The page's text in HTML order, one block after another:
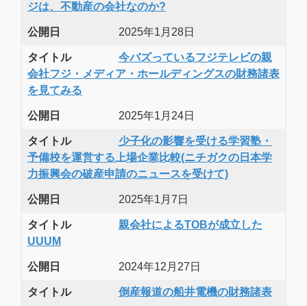
ジは、不動産の会社なのか?
公開日 2025年1月28日
タイトル
今バズっているフジテレビの親
会社フジ・メディア・ホールディングスの財務諸表
を見てみる
公開日 2025年1月24日
タイトル
少子化の影響を受ける学習塾・
予備校を運営する上場企業比較(ニチガクの日本学
力振興会の破産申請のニュースを受けて)
公開日 2025年1月7日
タイトル
親会社によるTOBが成立した
UUUM
公開日 2024年12月27日
タイトル 倒産報道の船井電機の財務諸表